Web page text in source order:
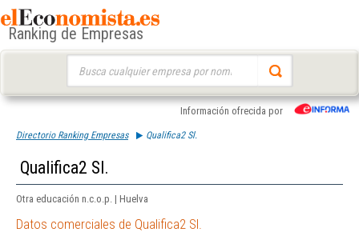
Ranking de Empresas
Información ofrecida por
Directorio Ranking Empresas Qualifica2 Sl.
Qualifica2 Sl.
Otra educación n.c.o.p. | Huelva
Datos comerciales de Qualifica2 Sl.